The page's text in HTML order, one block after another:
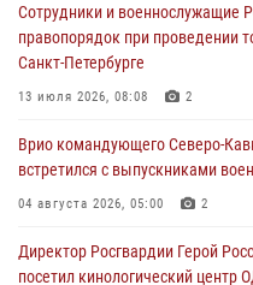
настольному теннису ко Дню
08 августа 2026, 07:00
ОМОН «Ойрат» Управления
08 августа 2026, 07:00
В Москве росгвардейцы
08 августа 2026, 06:32 1
Сотрудники и военнослужащие
правопорядок при проведении
Санкт-Петербурге
13 июля 2026, 08:08 2
Врио командующего Северо-
встретился с выпускниками
04 августа 2026, 05:00 2
Директор Росгвардии Герой
посетил кинологический